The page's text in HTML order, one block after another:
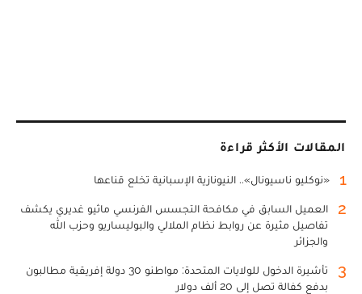
المقالات الأكثر قراءة
1 «نوكليو ناسيونال».. النيونازية الإسبانية تخلع قناعها
2
العميل السابق في مكافحة التجسس الفرنسي ماثيو غديري يكشف
تفاصيل مثيرة عن روابط نظام الملالي والبوليساريو وحزب الله
والجزائر
3
تأشيرة الدخول للولايات المتحدة: مواطنو 30 دولة إفريقية مطالبون
بدفع كفالة تصل إلى 20 ألف دولار